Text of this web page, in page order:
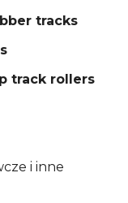
tracks
track rollers
i inne